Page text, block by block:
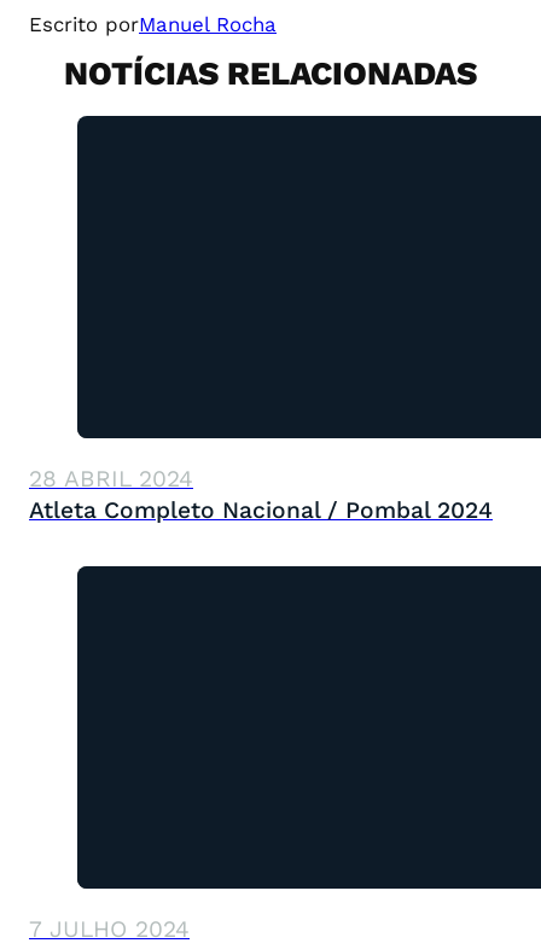
Escrito porManuel Rocha
NOTÍCIAS RELACIONADAS
28 ABRIL 2024
Atleta Completo Nacional / Pombal 2024
7 JULHO 2024